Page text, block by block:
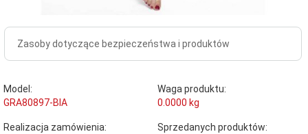
Zasoby dotyczące bezpieczeństwa i produktów
Model:
GRA80897-BIA
Waga produktu:
0.0000 kg
Realizacja zamówienia:
Sprzedanych produktów: